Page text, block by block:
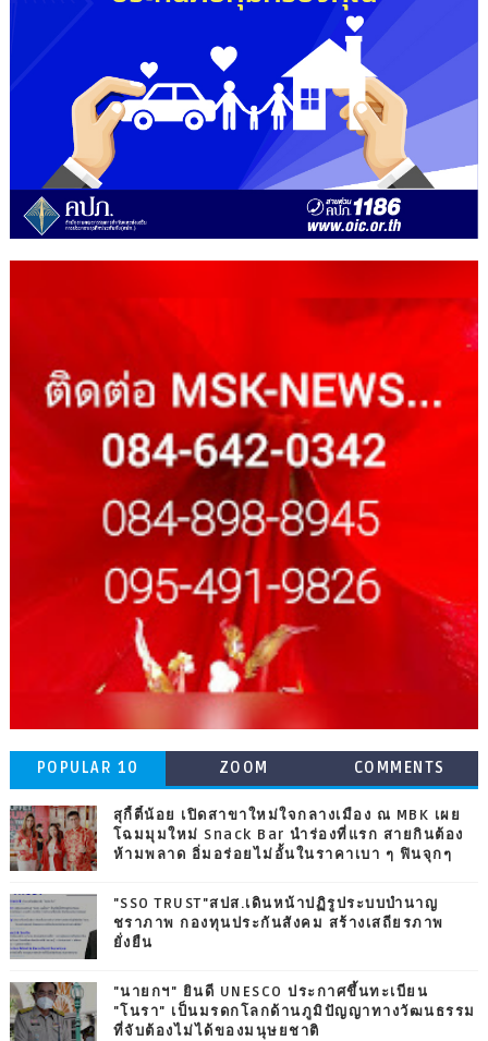
POPULAR 10 ZOOM COMMENTS
สุกี้ตี๋น้อย เปิดสาขาใหม่ใจกลางเมือง ณ MBK เผย
โฉมมุมใหม่ Snack Bar นำร่องที่แรก สายกินต้อง
ห้ามพลาด อิ่มอร่อยไม่อั้นในราคาเบา ๆ ฟินจุกๆ
"SSO TRUST"สปส.เดินหน้าปฏิรูประบบบำนาญ
ชราภาพ กองทุนประกันสังคม สร้างเสถียรภาพ
ยั่งยืน
"นายกฯ" ยินดี UNESCO ประกาศขึ้นทะเบียน
"โนรา" เป็นมรดกโลกด้านภูมิปัญญาทางวัฒนธรรม
ที่จับต้องไม่ได้ของมนุษยชาติ